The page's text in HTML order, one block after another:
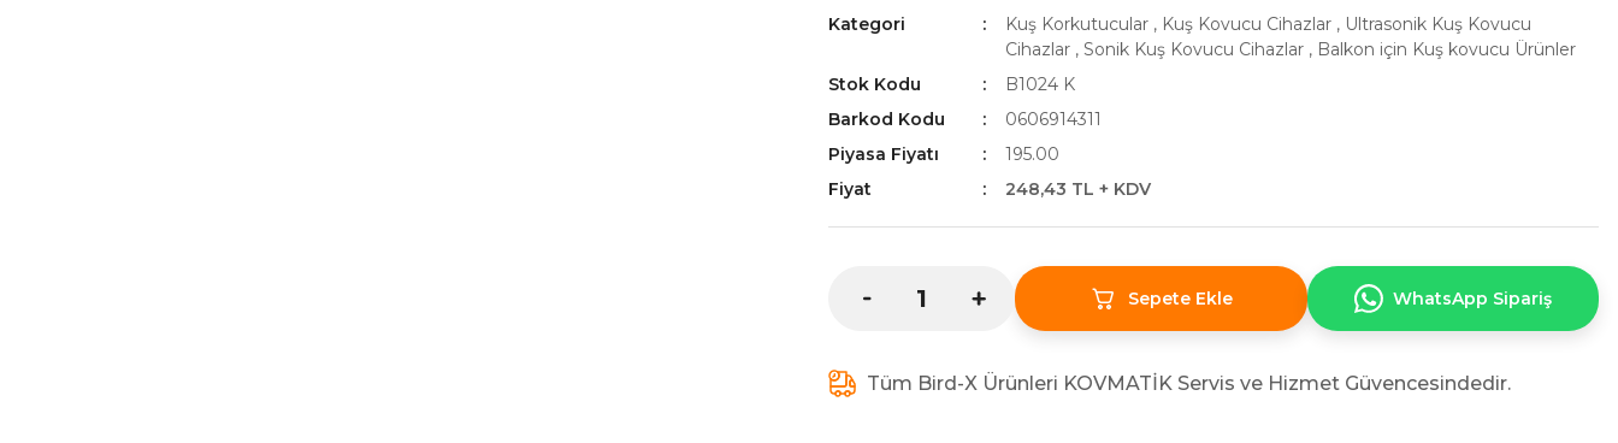
Kategori Kuş Korkutucular , Kuş Kovucu Cihazlar , Ultrasonik Kuş Kovucu
Cihazlar , Sonik Kuş Kovucu Cihazlar , Balkon için Kuş kovucu Ürünler
Stok Kodu
B1024 K
Barkod Kodu
0606914311
Piyasa Fiyatı
195.00
Fiyat
248,43 TL + KDV
Sepete Ekle WhatsApp Sipariş
Tüm Bird-X Ürünleri KOVMATİK Servis ve Hizmet Güvencesindedir.